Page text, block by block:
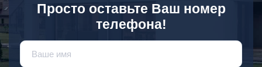
Просто оставьте Ваш номер
телефона!